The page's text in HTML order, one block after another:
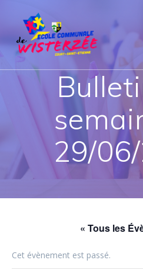
29/
« Tous les
Cet évènement est passé.